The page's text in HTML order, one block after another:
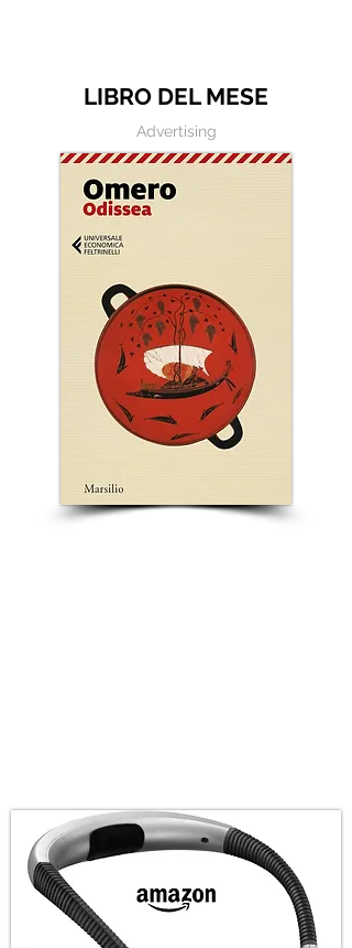
LIBRO DEL MESE
Advertising